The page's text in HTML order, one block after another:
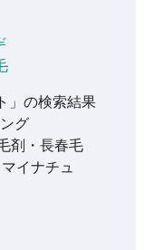
」の検索結果
グ
剤・長春毛
イナチュ